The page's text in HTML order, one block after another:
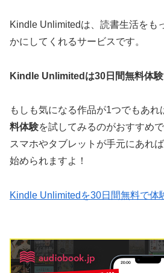
Kindle Unlimitedは、読書生活をも
かにしてくれるサービスです。
Kindle Unlimitedは30日間無料体
もしも気になる作品が1つでもあれ
料体験を試してみるのがおすすめで
スマホやタブレットが手元にあれ
始められますよ！
Kindle Unlimitedを30日間無料で体